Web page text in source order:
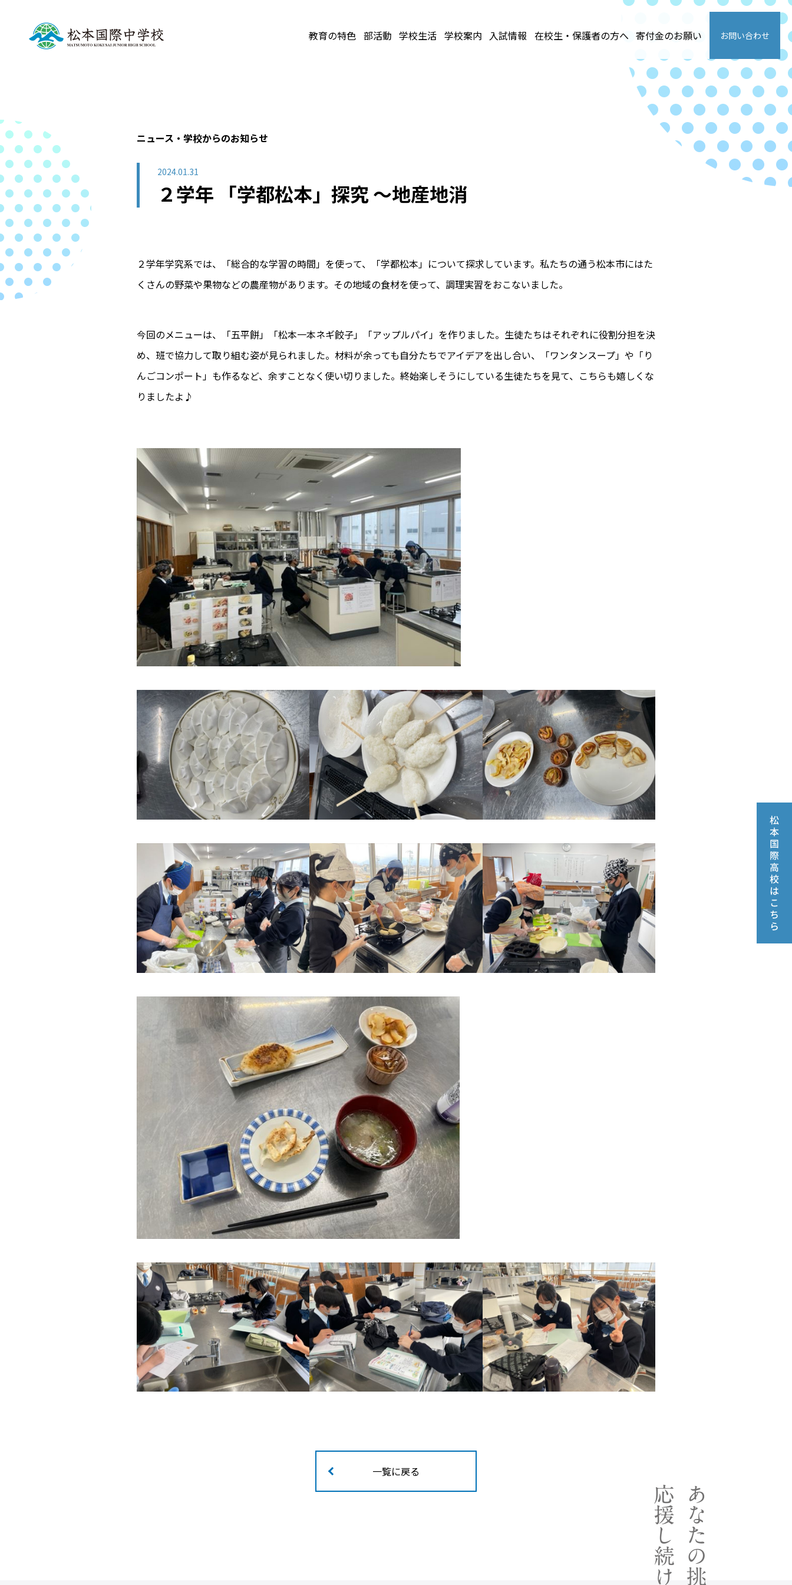
教育の特色 部活動 学校生活 学校案内 入試情報 在校生・保護者の方へ 寄付金のお願い お問い合わせ
ニュース・学校からのお知らせ
2024.01.31
２学年 「学都松本」探究 ～地産地消
２学年学究系では、「総合的な学習の時間」を使って、「学都松本」について探求しています。私たちの通う松本市にはた
くさんの野菜や果物などの農産物があります。その地域の食材を使って、調理実習をおこないました。
今回のメニューは、「五平餅」「松本一本ネギ餃子」「アップルパイ」を作りました。生徒たちはそれぞれに役割分担を決
め、班で協力して取り組む姿が見られました。材料が余っても自分たちでアイデアを出し合い、「ワンタンスープ」や「り
んごコンポート」も作るなど、余すことなく使い切りました。終始楽しそうにしている生徒たちを見て、こちらも嬉しくな
りましたよ♪
一覧に戻る